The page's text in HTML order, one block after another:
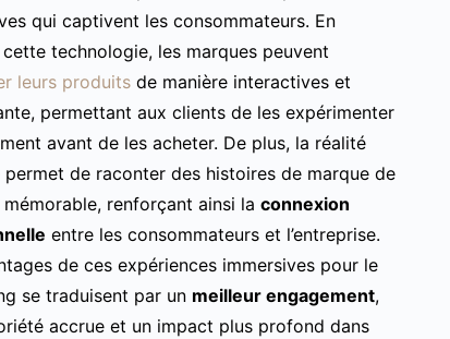
qui captivent les consommateurs. En
technologie, les marques peuvent
leurs produits de manière interactives et
permettant aux clients de les expérimenter
avant de les acheter. De plus, la réalité
de raconter des histoires de marque de
mémorable, renforçant ainsi la connexion
entre les consommateurs et l’entreprise.
de ces expériences immersives pour le
se traduisent par un meilleur engagement,
accrue et un impact plus profond dans